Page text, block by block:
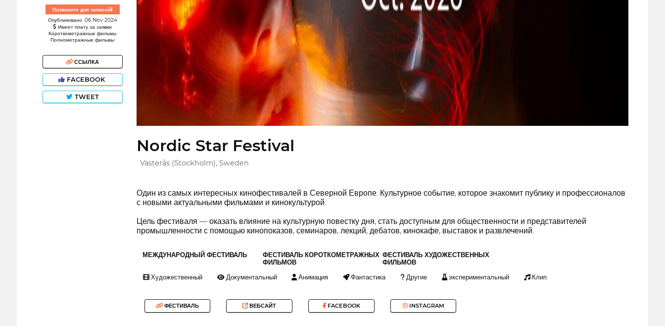
Позвоните для записей!
Опубликовано: 06 Nov 2024
Имеет плату за заявки
Короткометражные фильмы
Полнометражные фильмы
ССЫЛКА
FACEBOOK
TWEET
Nordic Star Festival
Västerås (Stockholm), Sweden
Один из самых интересных кинофестивалей в Северной Европе. Культурное событие, которое знакомит публику и профессионалов
с новыми актуальными фильмами и кинокультурой.
Цель фестиваля — оказать влияние на культурную повестку дня, стать доступным для общественности и представителей
промышленности с помощью кинопоказов, семинаров, лекций, дебатов, кинокафе, выставок и развлечений.
МЕЖДУНАРОДНЫЙ ФЕСТИВАЛЬ
ФЕСТИВАЛЬ КОРОТКОМЕТРАЖНЫХ
ФИЛЬМОВ
ФЕСТИВАЛЬ ХУДОЖЕСТВЕННЫХ
ФИЛЬМОВ
Художественный Документальный Анимация Фантастика Другие экспериментальный Клип
ФЕСТИВАЛЬ ВЕБСАЙТ FACEBOOK INSTAGRAM